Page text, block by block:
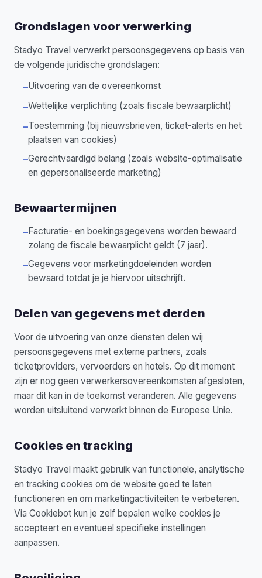
Grondslagen voor verwerking
Stadyo Travel verwerkt persoonsgegevens op basis van
de volgende juridische grondslagen:
–Uitvoering van de overeenkomst
–Wettelijke verplichting (zoals fiscale bewaarplicht)
–Toestemming (bij nieuwsbrieven, ticket-alerts en het
plaatsen van cookies)
–Gerechtvaardigd belang (zoals website-optimalisatie
en gepersonaliseerde marketing)
Bewaartermijnen
–Facturatie- en boekingsgegevens worden bewaard
zolang de fiscale bewaarplicht geldt (7 jaar).
–Gegevens voor marketingdoeleinden worden
bewaard totdat je je hiervoor uitschrijft.
Delen van gegevens met derden
Voor de uitvoering van onze diensten delen wij
persoonsgegevens met externe partners, zoals
ticketproviders, vervoerders en hotels. Op dit moment
zijn er nog geen verwerkersovereenkomsten afgesloten,
maar dit kan in de toekomst veranderen. Alle gegevens
worden uitsluitend verwerkt binnen de Europese Unie.
Cookies en tracking
Stadyo Travel maakt gebruik van functionele, analytische
en tracking cookies om de website goed te laten
functioneren en om marketingactiviteiten te verbeteren.
Via Cookiebot kun je zelf bepalen welke cookies je
accepteert en eventueel specifieke instellingen
aanpassen.